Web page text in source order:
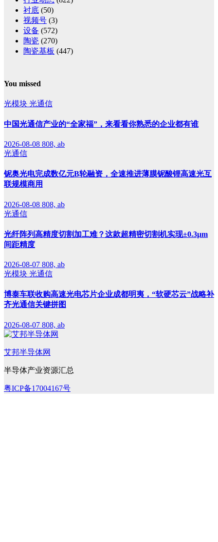
衬底 (50)
视频号 (3)
设备 (572)
陶瓷 (270)
陶瓷基板 (447)
You missed
光模块 光通信
中国光通信产业的“全家福”，来看看你熟悉的企业都有谁
2026-08-08 808, ab
光通信
铌奥光电完成数亿元B轮融资，全速推进薄膜铌酸锂高速光互
联规模商用
2026-08-08 808, ab
光通信
光纤阵列高精度切割加工难？这款超精密切割机实现±0.3μm
间距精度
2026-08-07 808, ab
光模块 光通信
博泰车联收购高速光电芯片企业成都明夷，“软硬芯云”战略补
齐光通信关键拼图
2026-08-07 808, ab
艾邦半导体网
半导体产业资源汇总
粤ICP备17004167号